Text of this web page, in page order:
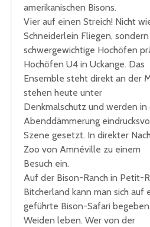
amerikanischen Bisons.
Vier auf einen Streich! Nicht
Schneiderlein Fliegen,
schwergewichtige Hochöfen
Hochöfen U4 in Uckange. Das
Ensemble steht direkt an der
stehen heute unter
Denkmalschutz und werden in
Abenddämmerung
Szene gesetzt. In direkter
Zoo von Amnéville zu einem
Besuch ein.
Auf der Bison-Ranch in Petit-
Bitcherland kann man sich auf
geführte Bison-Safari
Weiden leben. Wer von der